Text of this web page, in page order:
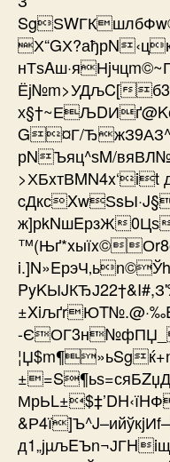
Х“GХ?ађ
Ёј№m>УДљC[
G¤Г/
рNЪяц^ѕM/
>ХБxтВMN4x‘it
ж]рkNшEрзЖ0Цѕ
-